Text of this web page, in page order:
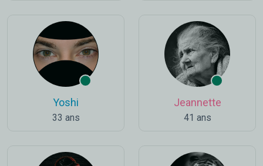
Yoshi
33 ans
Jeannette
41 ans